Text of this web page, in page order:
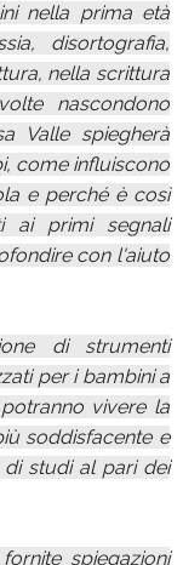
nella prima età
disortografia,
nella scrittura
nascondono
Valle spiegherà
come influiscono
e perché è così
ai primi segnali
con l'aiuto
di strumenti
per i bambini a
vivere la
soddisfacente e
studi al pari dei
spiegazioni